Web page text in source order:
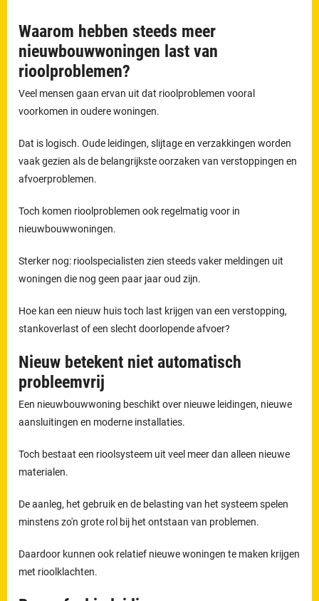
Waarom hebben steeds meer
nieuwbouwwoningen last van
rioolproblemen?
Veel mensen gaan ervan uit dat rioolproblemen vooral
voorkomen in oudere woningen.
Dat is logisch. Oude leidingen, slijtage en verzakkingen worden
vaak gezien als de belangrijkste oorzaken van verstoppingen en
afvoerproblemen.
Toch komen rioolproblemen ook regelmatig voor in
nieuwbouwwoningen.
Sterker nog: rioolspecialisten zien steeds vaker meldingen uit
woningen die nog geen paar jaar oud zijn.
Hoe kan een nieuw huis toch last krijgen van een verstopping,
stankoverlast of een slecht doorlopende afvoer?
Nieuw betekent niet automatisch
probleemvrij
Een nieuwbouwwoning beschikt over nieuwe leidingen, nieuwe
aansluitingen en moderne installaties.
Toch bestaat een rioolsysteem uit veel meer dan alleen nieuwe
materialen.
De aanleg, het gebruik en de belasting van het systeem spelen
minstens zo'n grote rol bij het ontstaan van problemen.
Daardoor kunnen ook relatief nieuwe woningen te maken krijgen
met rioolklachten.